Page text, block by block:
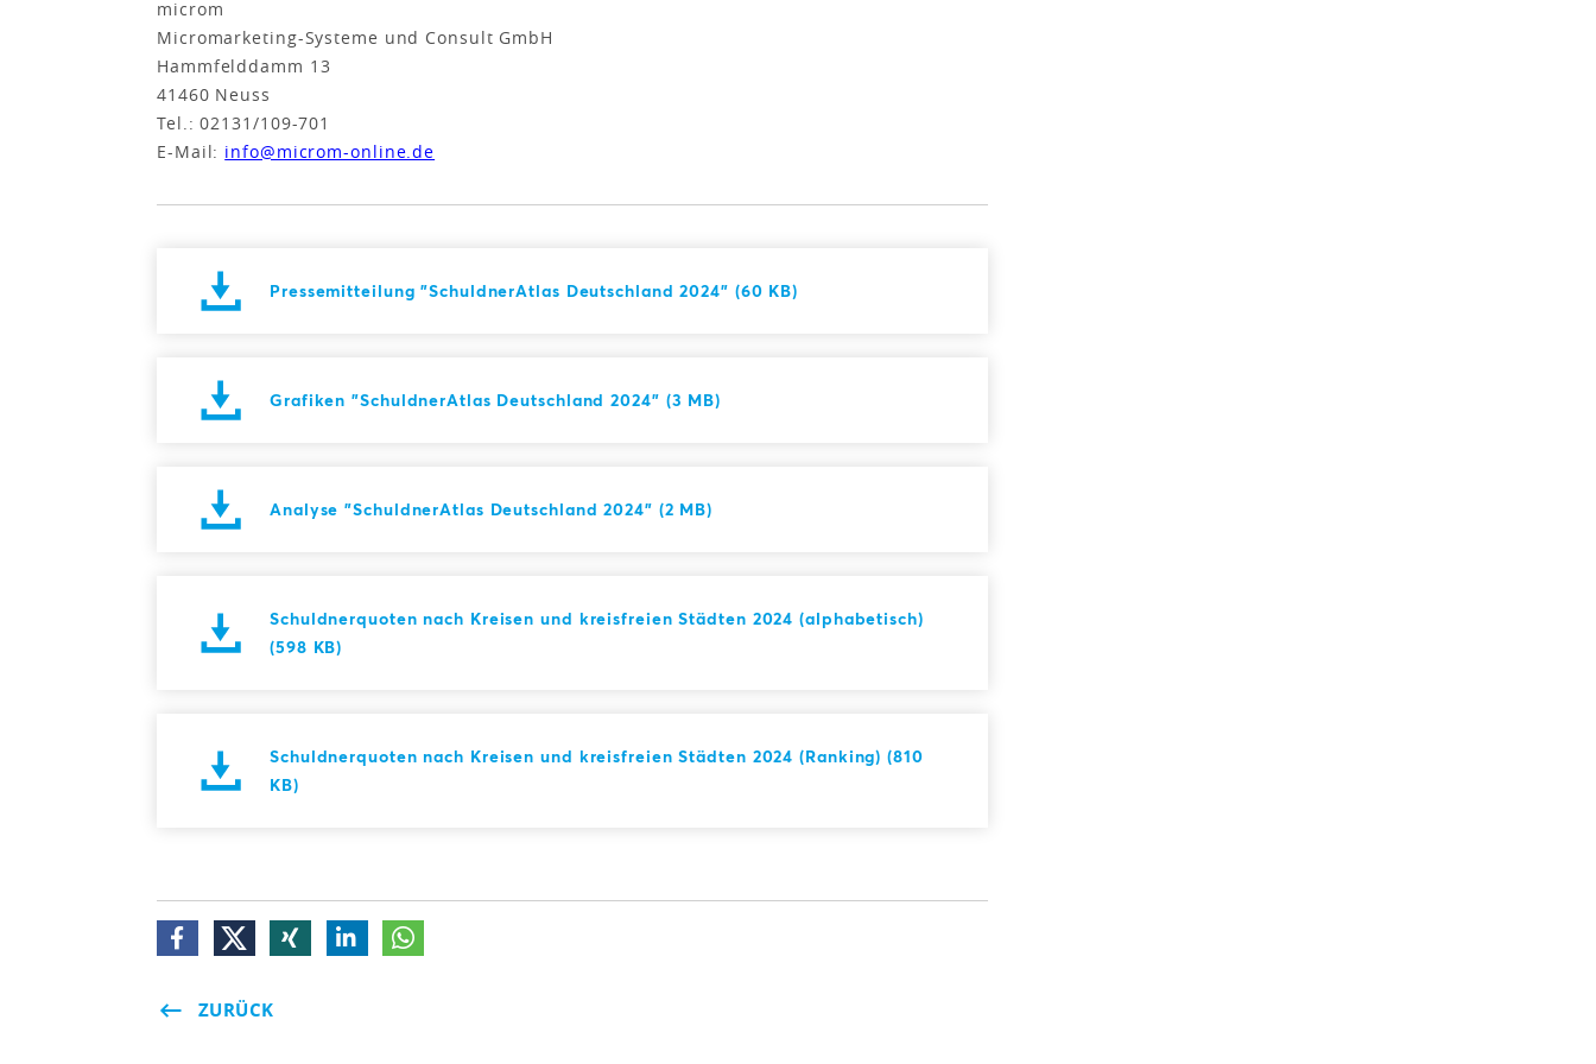
microm
Micromarketing-Systeme und Consult GmbH
Hammfelddamm 13
41460 Neuss
Tel.: 02131/109-701
E-Mail: info@microm-online.de
Pressemitteilung "SchuldnerAtlas Deutschland 2024" (60 KB)
Grafiken "SchuldnerAtlas Deutschland 2024" (3 MB)
Analyse "SchuldnerAtlas Deutschland 2024" (2 MB)
Schuldnerquoten nach Kreisen und kreisfreien Städten 2024 (alphabetisch)
(598 KB)
Schuldnerquoten nach Kreisen und kreisfreien Städten 2024 (Ranking) (810
KB)
ZURÜCK